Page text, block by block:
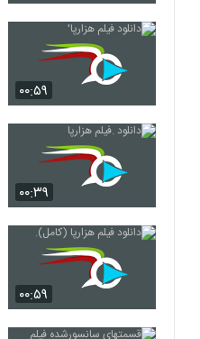
۰۰:۵۹
۰۰:۳۹
۰۰:۵۹